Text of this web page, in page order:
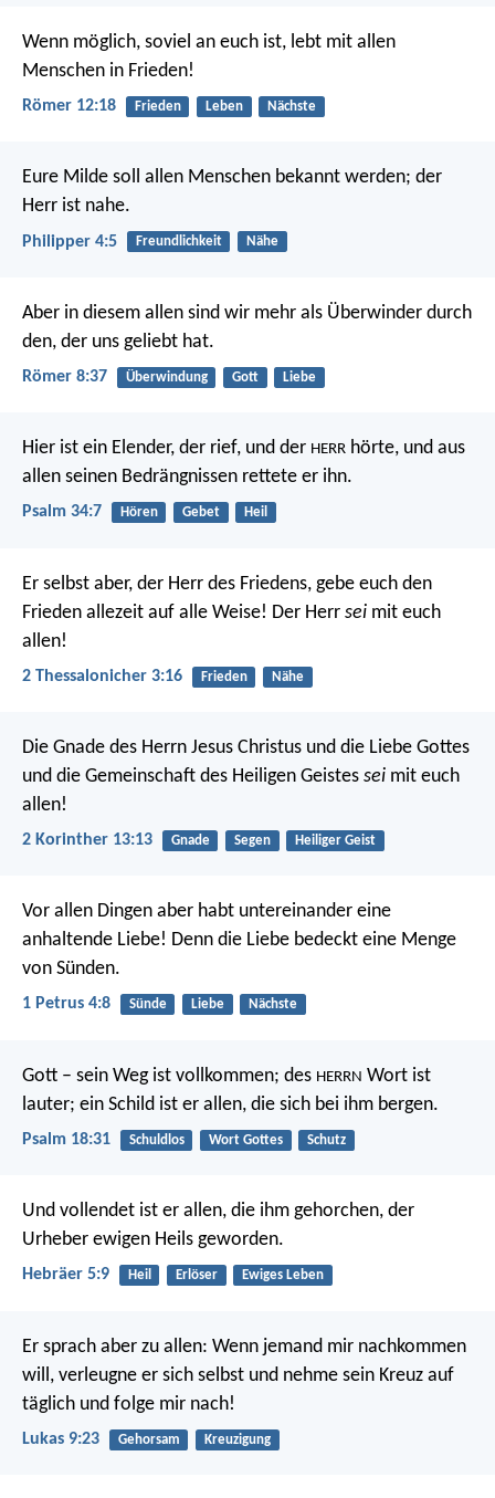
Wenn möglich, soviel an euch ist, lebt mit allen
Menschen in Frieden!
Römer 12:18 Frieden Leben Nächste
Eure Milde soll allen Menschen bekannt werden; der
Herr ist nahe.
Philipper 4:5 Freundlichkeit Nähe
Aber in diesem allen sind wir mehr als Überwinder durch
den, der uns geliebt hat.
Römer 8:37 Überwindung Gott Liebe
Hier ist ein Elender, der rief, und der HERR hörte, und aus
allen seinen Bedrängnissen rettete er ihn.
Psalm 34:7 Hören Gebet Heil
Er selbst aber, der Herr des Friedens, gebe euch den
Frieden allezeit auf alle Weise! Der Herr sei mit euch
allen!
2 Thessalonicher 3:16 Frieden Nähe
Die Gnade des Herrn Jesus Christus und die Liebe Gottes
und die Gemeinschaft des Heiligen Geistes sei mit euch
allen!
2 Korinther 13:13 Gnade Segen Heiliger Geist
Vor allen Dingen aber habt untereinander eine
anhaltende Liebe! Denn die Liebe bedeckt eine Menge
von Sünden.
1 Petrus 4:8 Sünde Liebe Nächste
Gott – sein Weg ist vollkommen; des HERRN Wort ist
lauter; ein Schild ist er allen, die sich bei ihm bergen.
Psalm 18:31 Schuldlos Wort Gottes Schutz
Und vollendet ist er allen, die ihm gehorchen, der
Urheber ewigen Heils geworden.
Hebräer 5:9 Heil Erlöser Ewiges Leben
Er sprach aber zu allen: Wenn jemand mir nachkommen
will, verleugne er sich selbst und nehme sein Kreuz auf
täglich und folge mir nach!
Lukas 9:23 Gehorsam Kreuzigung